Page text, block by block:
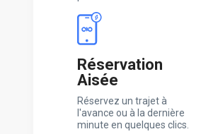
Réservation
Aisée
Réservez un trajet à
l'avance ou à la dernière
minute en quelques clics.